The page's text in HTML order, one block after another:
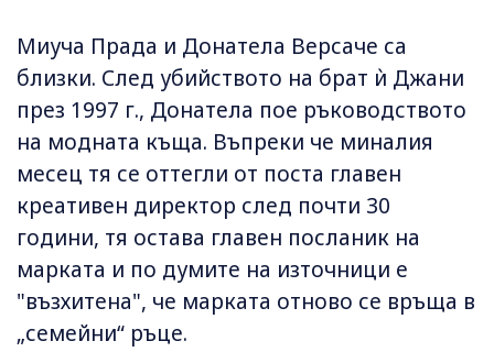
Миуча Прада и Донатела Версаче са
близки. След убийството на брат ѝ Джани
през 1997 г., Донатела пое ръководството
на модната къща. Въпреки че миналия
месец тя се оттегли от поста главен
креативен директор след почти 30
години, тя остава главен посланик на
марката и по думите на източници е
"възхитена", че марката отново се връща в
„семейни“ ръце.